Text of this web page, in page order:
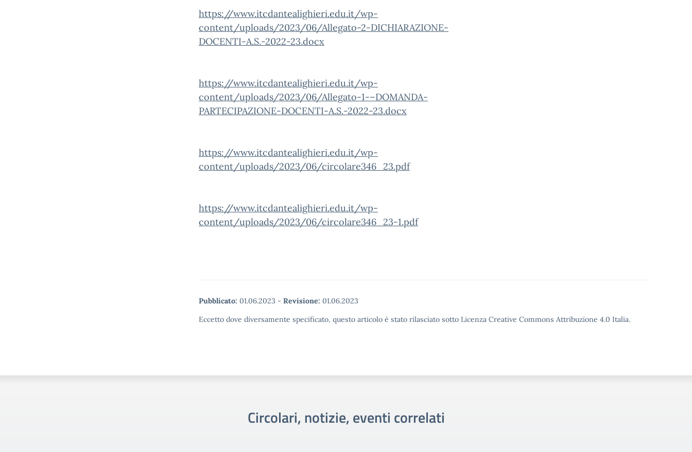
https://www.itcdantealighieri.edu.it/wp-
content/uploads/2023/06/Allegato-2-DICHIARAZIONE-
DOCENTI-A.S.-2022-23.docx
https://www.itcdantealighieri.edu.it/wp-
content/uploads/2023/06/Allegato-1-–DOMANDA-
PARTECIPAZIONE-DOCENTI-A.S.-2022-23.docx
https://www.itcdantealighieri.edu.it/wp-
content/uploads/2023/06/circolare346_23.pdf
https://www.itcdantealighieri.edu.it/wp-
content/uploads/2023/06/circolare346_23-1.pdf
Pubblicato: 01.06.2023 - Revisione: 01.06.2023
Eccetto dove diversamente specificato, questo articolo è stato rilasciato sotto Licenza Creative Commons Attribuzione 4.0 Italia.
Circolari, notizie, eventi correlati